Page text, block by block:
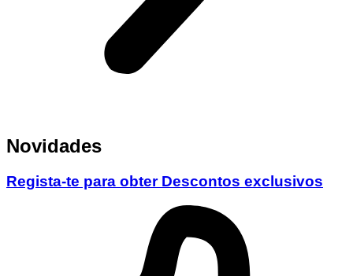
Novidades
Regista-te para obter Descontos exclusivos